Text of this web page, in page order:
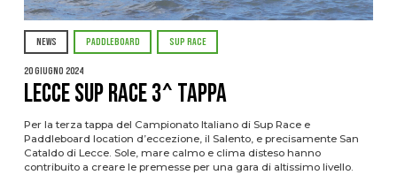
NEWS PADDLEBOARD SUP RACE
20 Giugno 2024
Lecce SUP Race 3^ tappa
Per la terza tappa del Campionato Italiano di Sup Race e
Paddleboard location d’eccezione, il Salento, e precisamente San
Cataldo di Lecce. Sole, mare calmo e clima disteso hanno
contribuito a creare le premesse per una gara di altissimo livello.